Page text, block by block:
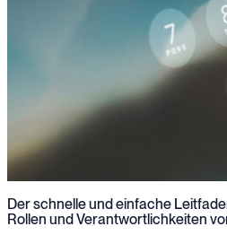
Der schnelle und einfache
Rollen und Verantwortlichkeiten